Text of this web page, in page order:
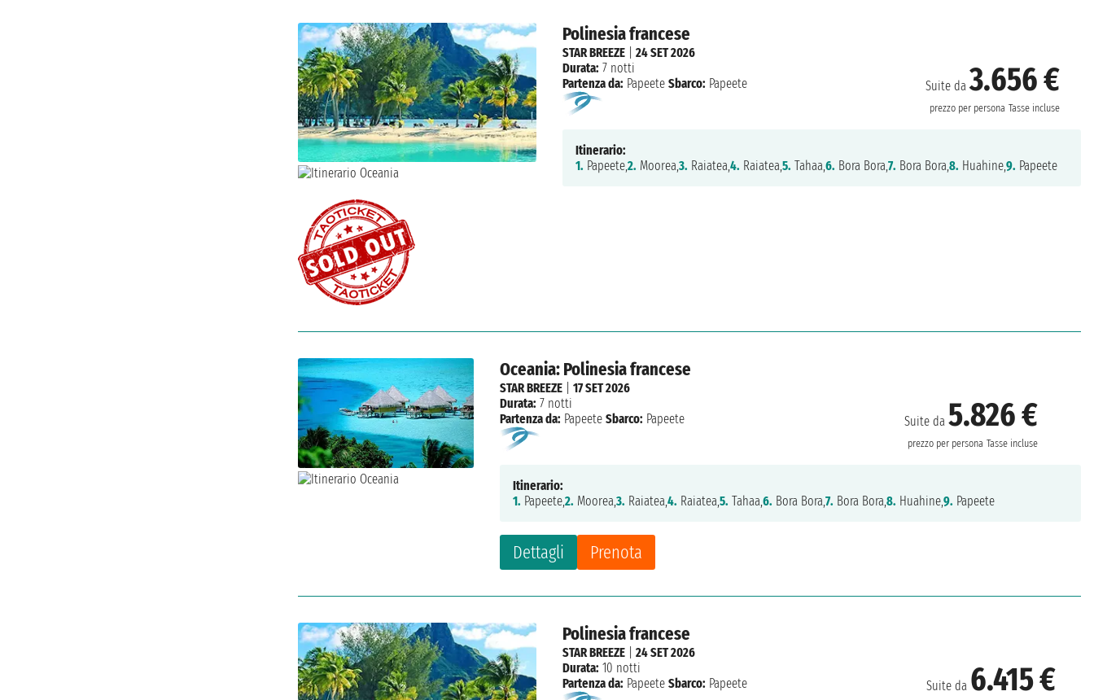
Polinesia francese
Suite da3.656 €
prezzo per persona Tasse incluse
STAR BREEZE| 24 SET 2026
Durata: 7 notti
Partenza da: Papeete Sbarco: Papeete
Itinerario:
1. Papeete,2. Moorea,3. Raiatea,4. Raiatea,5. Tahaa,6. Bora Bora,7. Bora Bora,8. Huahine,9. Papeete
Oceania: Polinesia francese
Suite da5.826 €
prezzo per persona Tasse incluse
Dettagli Prenota
STAR BREEZE |17 SET 2026
Durata: 7 notti
Partenza da: Papeete Sbarco: Papeete
Itinerario:
1. Papeete,2. Moorea,3. Raiatea,4. Raiatea,5. Tahaa,6. Bora Bora,7. Bora Bora,8. Huahine,9. Papeete
Polinesia francese
Suite da 6.415 €
STAR BREEZE| 24 SET 2026
Durata: 10 notti
Partenza da: Papeete Sbarco: Papeete